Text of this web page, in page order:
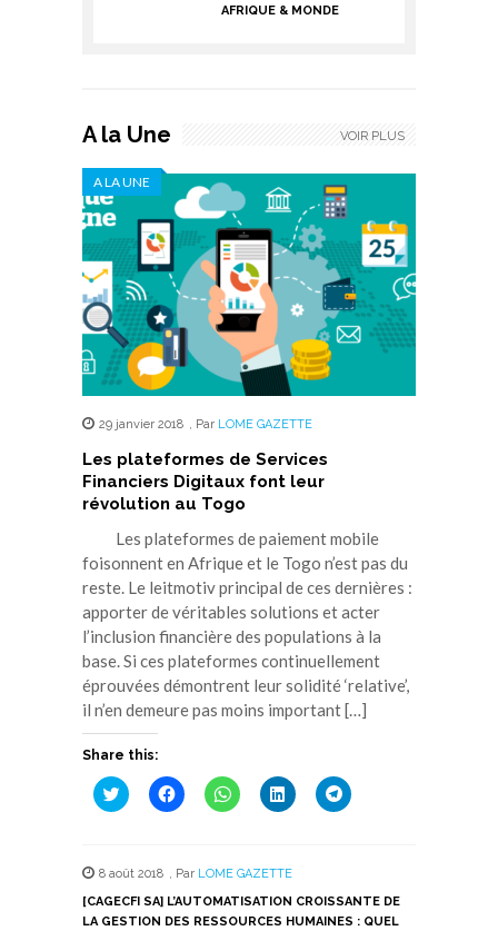
AFRIQUE & MONDE
A la Une
A LA UNE
29 janvier 2018 , Par LOME GAZETTE
Les plateformes de Services
Financiers Digitaux font leur
révolution au Togo
Les plateformes de paiement mobile
foisonnent en Afrique et le Togo n’est pas du
reste. Le leitmotiv principal de ces dernières :
apporter de véritables solutions et acter
l’inclusion financière des populations à la
base. Si ces plateformes continuellement
éprouvées démontrent leur solidité ‘relative’,
il n’en demeure pas moins important […]
Share this:
Cliquez
pour
une
nouvelle
fenêtre)
Cliquez
pour
une
nouvelle
fenêtre)
Cliquez
pour
une
nouvelle
fenêtre)
Cliquez
pour
une
nouvelle
fenêtre)
Cliquez
pour
nouvelle
fenêtre)
8 août 2018 , Par LOME GAZETTE
[CAGECFI SA] L’AUTOMATISATION CROISSANTE DE
LA GESTION DES RESSOURCES HUMAINES : QUEL
VOIR PLUS